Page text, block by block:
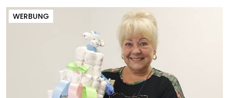
WERBUNG